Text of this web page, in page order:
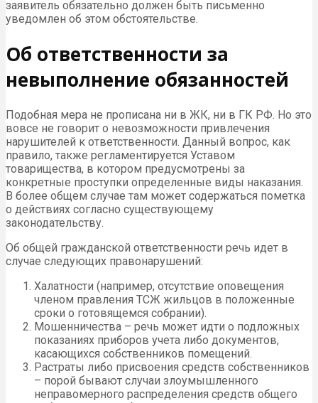
заявитель обязательно должен быть письменно
уведомлен об этом обстоятельстве.
Об ответственности за
невыполнение обязанностей
Подобная мера не прописана ни в ЖК, ни в ГК РФ. Но это
вовсе не говорит о невозможности привлечения
нарушителей к ответственности. Данный вопрос, как
правило, также регламентируется Уставом
товарищества, в котором предусмотрены за
конкретные проступки определенные виды наказания.
В более общем случае там может содержаться пометка
о действиях согласно существующему
законодательству.
Об общей гражданской ответственности речь идет в
случае следующих правонарушений:
Халатности (например, отсутствие оповещения
членом правления ТСЖ жильцов в положенные
сроки о готовящемся собрании).
Мошенничества – речь может идти о подложных
показаниях приборов учета либо документов,
касающихся собственников помещений.
Растраты либо присвоения средств собственников
– порой бывают случаи злоумышленного
неправомерного распределения средств общего